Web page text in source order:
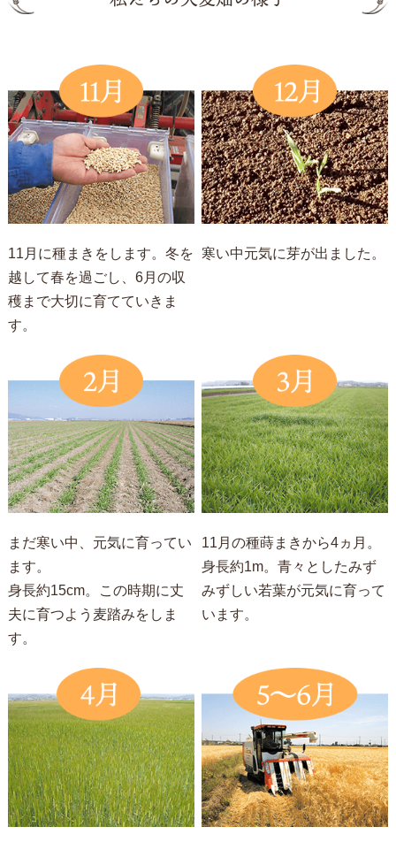
11月に種まきをします。冬を
越して春を過ごし、6月の収
穫まで大切に育てていきま
す。
寒い中元気に芽が出ました。
まだ寒い中、元気に育ってい
ます。
身長約15cm。この時期に丈
夫に育つよう麦踏みをしま
す。
11月の種蒔まきから4ヵ月。
身長約1m。青々としたみず
みずしい若葉が元気に育って
います。